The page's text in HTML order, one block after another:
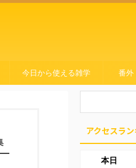
今日から使える雑学 番外
アクセスラ
本日